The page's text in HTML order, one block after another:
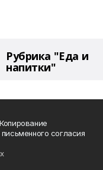
Рубрика "Еда и
напитки"
согласия